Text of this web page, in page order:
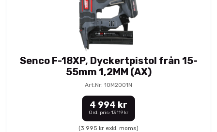
Senco F-18XP, Dyckertpistol från 15-
55mm 1,2MM (AX)
Art.Nr: 10M2001N
4 994 kr
Ord. pris: 13 119 kr
(3 995 kr exkl. moms)